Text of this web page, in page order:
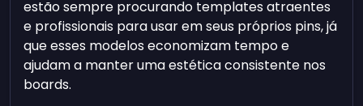
estão sempre procurando templates atraentes
e profissionais para usar em seus próprios pins, já
que esses modelos economizam tempo e
ajudam a manter uma estética consistente nos
boards.